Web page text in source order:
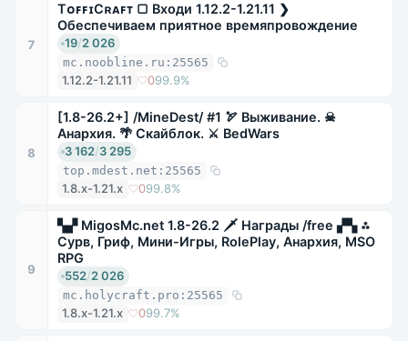
7
TᴏꜰꜰɪCʀᴀꜰᴛ ▢ Входи 1.12.2-1.21.11 ❯
Обеспечиваем приятное времяпровождение
19/2 026
mc.noobline.ru:25565
1.12.2-1.21.11 099.9%
8
[1.8-26.2+] /MineDest/ #1 🏹 Выживание. ☠
Анархия. 🌴 Скайблок. ⚔ BedWars
3 162/3 295
top.mdest.net:25565
1.8.x-1.21.x 099.8%
9
▚▞ MigosMc.net 1.8-26.2 🗡 Награды /free ▞▚ ⁂
Сурв, Гриф, Мини-Игры, RolePlay, Анархия, MSO
RPG
552/2 026
mc.holycraft.pro:25565
1.8.x-1.21.x 099.7%